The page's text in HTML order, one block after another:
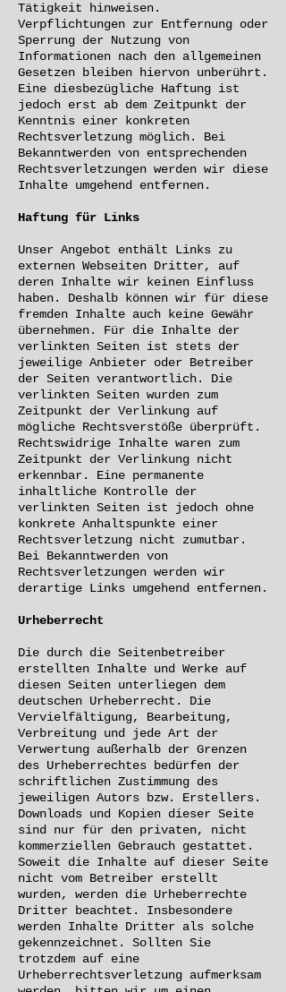
Tätigkeit hinweisen.
Verpflichtungen zur Entfernung oder
Sperrung der Nutzung von
Informationen nach den allgemeinen
Gesetzen bleiben hiervon unberührt.
Eine diesbezügliche Haftung ist
jedoch erst ab dem Zeitpunkt der
Kenntnis einer konkreten
Rechtsverletzung möglich. Bei
Bekanntwerden von entsprechenden
Rechtsverletzungen werden wir diese
Inhalte umgehend entfernen.
Haftung für Links
Unser Angebot enthält Links zu
externen Webseiten Dritter, auf
deren Inhalte wir keinen Einfluss
haben. Deshalb können wir für diese
fremden Inhalte auch keine Gewähr
übernehmen. Für die Inhalte der
verlinkten Seiten ist stets der
jeweilige Anbieter oder Betreiber
der Seiten verantwortlich. Die
verlinkten Seiten wurden zum
Zeitpunkt der Verlinkung auf
mögliche Rechtsverstöße überprüft.
Rechtswidrige Inhalte waren zum
Zeitpunkt der Verlinkung nicht
erkennbar. Eine permanente
inhaltliche Kontrolle der
verlinkten Seiten ist jedoch ohne
konkrete Anhaltspunkte einer
Rechtsverletzung nicht zumutbar.
Bei Bekanntwerden von
Rechtsverletzungen werden wir
derartige Links umgehend entfernen.
Urheberrecht
Die durch die Seitenbetreiber
erstellten Inhalte und Werke auf
diesen Seiten unterliegen dem
deutschen Urheberrecht. Die
Vervielfältigung, Bearbeitung,
Verbreitung und jede Art der
Verwertung außerhalb der Grenzen
des Urheberrechtes bedürfen der
schriftlichen Zustimmung des
jeweiligen Autors bzw. Erstellers.
Downloads und Kopien dieser Seite
sind nur für den privaten, nicht
kommerziellen Gebrauch gestattet.
Soweit die Inhalte auf dieser Seite
nicht vom Betreiber erstellt
wurden, werden die Urheberrechte
Dritter beachtet. Insbesondere
werden Inhalte Dritter als solche
gekennzeichnet. Sollten Sie
trotzdem auf eine
Urheberrechtsverletzung aufmerksam